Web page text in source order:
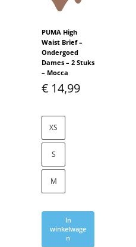
PUMA High
Waist Brief –
Ondergoed
Dames – 2 Stuks
– Mocca
€ 14,99
XS
S
M
In
winkelwage
n